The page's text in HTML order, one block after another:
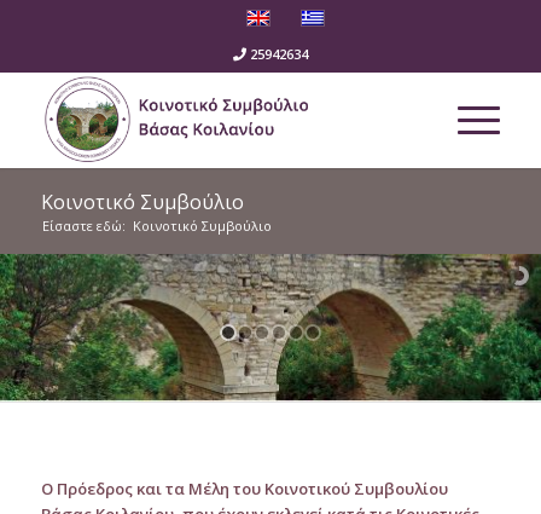
25942634
Κοινοτικό Συμβούλιο
Είσαστε εδώ: Κοινοτικό Συμβούλιο
Ο Πρόεδρος και τα Μέλη του Κοινοτικού Συμβουλίου